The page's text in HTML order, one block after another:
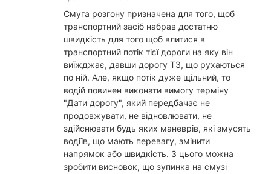
Смуга розгону призначена для того, щоб
транспортний засіб набрав достатню
швидкість для того щоб влитися в
транспортний потік тієї дороги на яку він
виїжджає, давши дорогу ТЗ, що рухаються
по ній. Але, якщо потік дуже щільний, то
водій повинен виконати вимогу терміну
"Дати дорогу", який передбачає не
продовжувати, не відновлювати, не
здійснювати будь яких маневрів, які змусять
водіїв, що мають перевагу, змінити
напрямок або швидкість. З цього можна
зробити висновок, що зупинка на смузі